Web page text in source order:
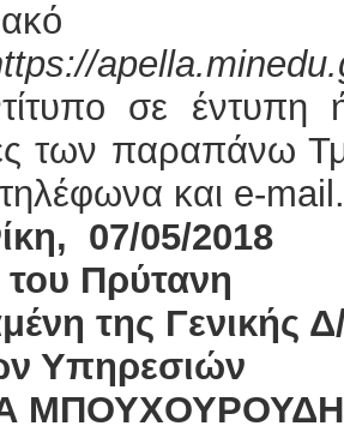
://apella.minedu.
σε έντυπη
των παραπάνω
τηλέφωνα και e-mail.
07/05/2018
Πρύτανη
της Γενικής
Υπηρεσιών
ΜΠΟΥΧΟΥΡΟΥΔΗ